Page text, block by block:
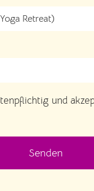
und
Senden